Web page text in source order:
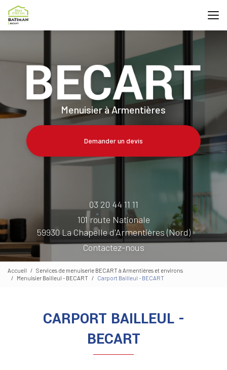
contenu
Menuisier à Armentières
Demander un devis
03 20 44 11 11
101 route Nationale
59930 La Chapelle d'Armentières (Nord)
Contactez-nous
Accueil
Services de menuiserie BECART à Armentières et environs
Menuisier Bailleul - BECART
Carport Bailleul - BECART
CARPORT BAILLEUL -
BECART